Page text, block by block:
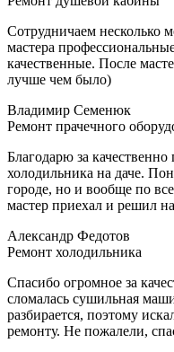
Сотрудничаем несколько
мастера
качественные. После
лучше чем было)
Владимир Семенюк
Ремонт прачечного
Благодарю за
холодильника на даче.
городе, но и вообще по
мастер приехал и решил
Александр Федотов
Ремонт холодильника
Спасибо огромное за
сломалась сушильная
разбирается, поэтому
ремонту. Не пожалели,